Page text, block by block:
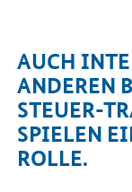
AUCH
ANDEREN
STEUER-
SPIELEN
ROLLE.